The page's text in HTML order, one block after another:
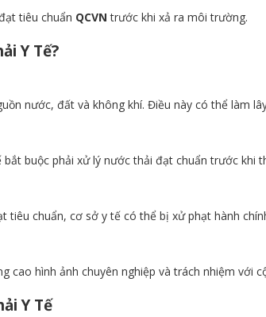
tiêu chuẩn QCVNtrước khi xả ra môi trường.
Y Tế?
nước, đất và không khí. Điều này có thể làm
buộc phải xử lý nước thải đạt chuẩn trước khi
chuẩn, cơ sở y tế có thể bị xử phạt hành
cao hình ảnh chuyên nghiệp và trách nhiệm với
Y Tế